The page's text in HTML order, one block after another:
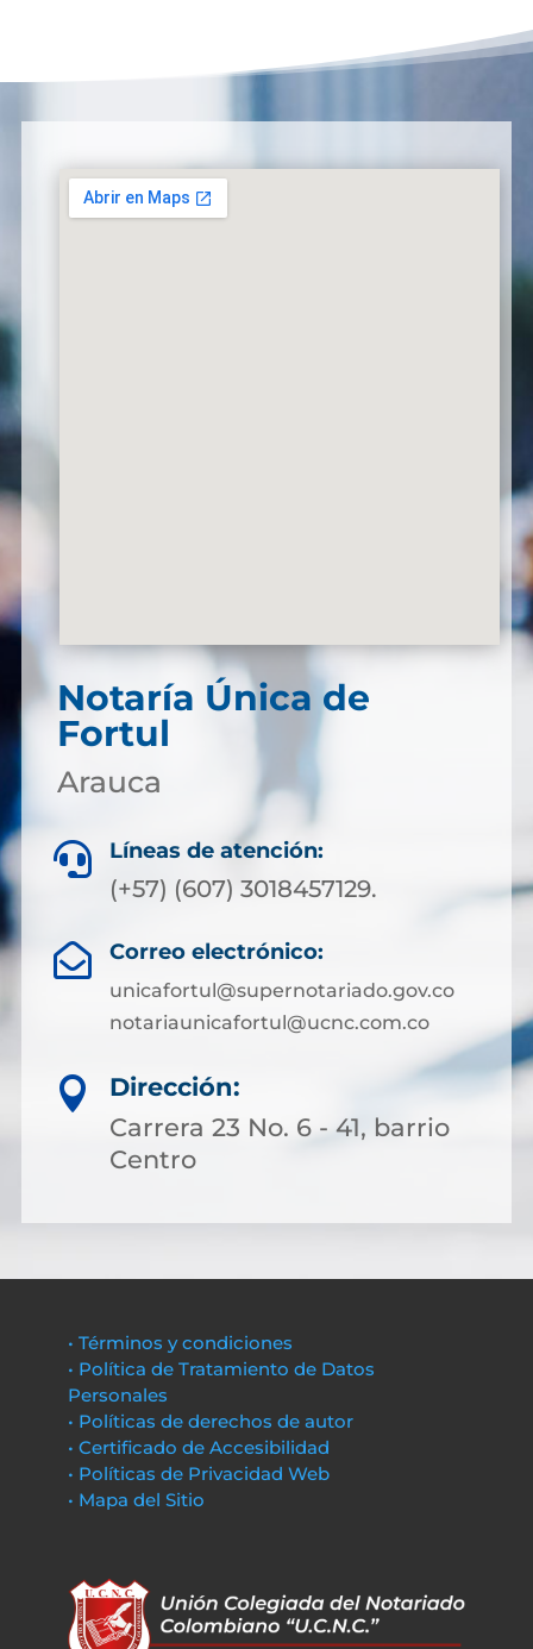
Notaría Única de
Fortul
Arauca
 Líneas de atención:
(+57) (607) 3018457129.
 Correo electrónico:
unicafortul@supernotariado.gov.co
notariaunicafortul@ucnc.com.co

Dirección:
Carrera 23 No. 6 - 41, barrio
Centro
• Términos y condiciones
• Política de Tratamiento de Datos
Personales
• Políticas de derechos de autor
• Certificado de Accesibilidad
• Políticas de Privacidad Web
• Mapa del Sitio